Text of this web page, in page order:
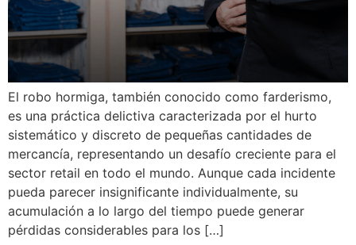
El robo hormiga, también conocido como farderismo,
es una práctica delictiva caracterizada por el hurto
sistemático y discreto de pequeñas cantidades de
mercancía, representando un desafío creciente para el
sector retail en todo el mundo. Aunque cada incidente
pueda parecer insignificante individualmente, su
acumulación a lo largo del tiempo puede generar
pérdidas considerables para los […]